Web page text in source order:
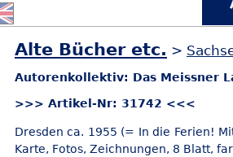
Alte Bücher etc. >
Autorenkollektiv: Das Meissner
>>> Artikel-Nr: 31742 <<<
Dresden ca. 1955 (= In die Ferien!
Karte, Fotos, Zeichnungen, 8 Blatt,